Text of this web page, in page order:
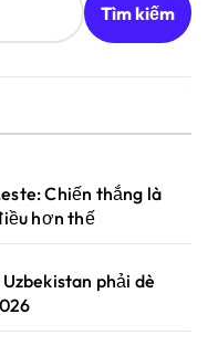
Tìm kiếm
Chiến thắng là
hơn thế
phải dè